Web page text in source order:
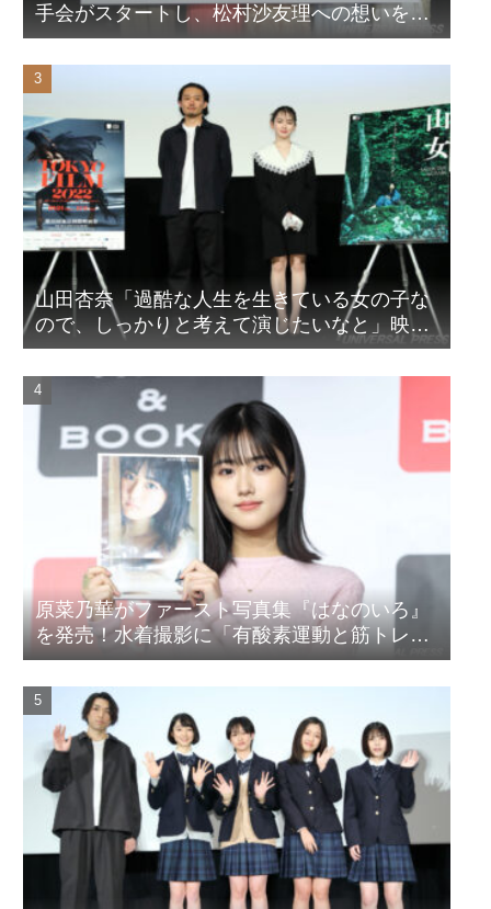
手会がスタートし、松村沙友理への想いをア
ピール！？
山田杏奈「過酷な人生を生きている女の子な
ので、しっかりと考えて演じたいなと」映画
『山女』東京国際映画祭Q&A
原菜乃華がファースト写真集『はなのいろ』
を発売！水着撮影に「有酸素運動と筋トレを
頑張りました」